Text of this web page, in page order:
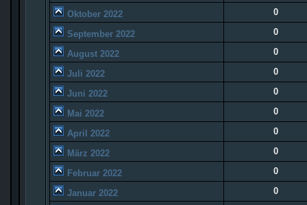
Oktober 2022 0
September 2022 0
August 2022 0
Juli 2022 0
Juni 2022 0
Mai 2022 0
April 2022 0
März 2022 0
Februar 2022 0
Januar 2022 0